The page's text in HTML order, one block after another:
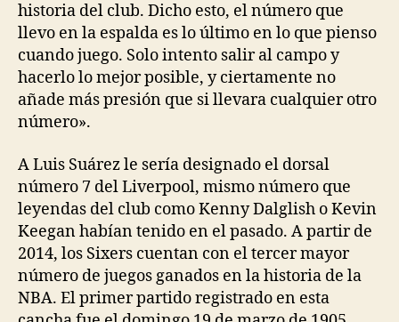
historia del club. Dicho esto, el número que
llevo en la espalda es lo último en lo que pienso
cuando juego. Solo intento salir al campo y
hacerlo lo mejor posible, y ciertamente no
añade más presión que si llevara cualquier otro
número».
A Luis Suárez le sería designado el dorsal
número 7 del Liverpool, mismo número que
leyendas del club como Kenny Dalglish o Kevin
Keegan habían tenido en el pasado. A partir de
2014, los Sixers cuentan con el tercer mayor
número de juegos ganados en la historia de la
NBA. El primer partido registrado en esta